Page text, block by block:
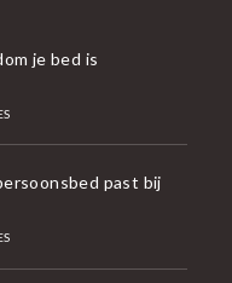
je bed is
past bij